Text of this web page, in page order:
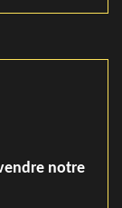
notre